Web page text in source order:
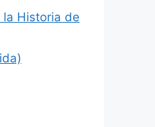
la Historia de